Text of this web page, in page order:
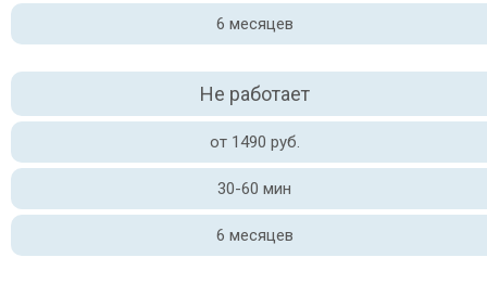
6 месяцев
Не работает
от 1490 руб.
30-60 мин
6 месяцев